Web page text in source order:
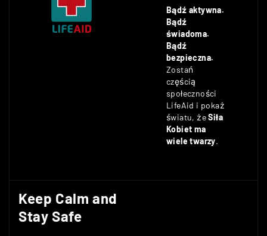
Bądź aktywna.
Bądź
świadoma.
Bądź
bezpieczna.
Zostań
częścią
społeczności
LifeAid i pokaż
światu, żeSiła
Kobiet ma
wiele twarzy.
Keep Calm and
Stay Safe